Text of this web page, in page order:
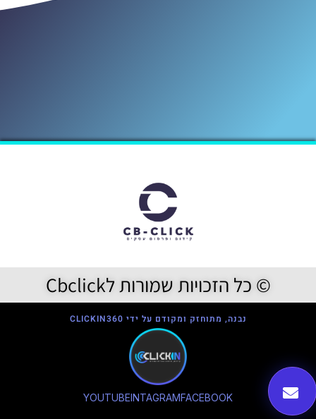
© כל הזכויות שמורות לCbclick
נבנה, מתוחזק ומקודם על ידי CLICKIN360
FACEBOOK
INTAGRAM
YOUTUBE